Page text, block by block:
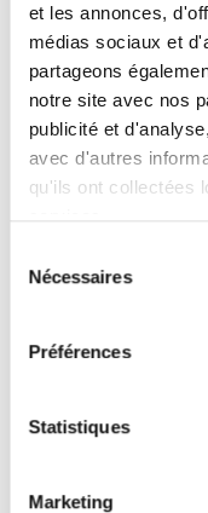
et les annonces,
médias sociaux et
partageons
notre site avec nos
publicité et
avec d'autres
qu'ils ont collectées
Nécessaires
Préférences
Statistiques
Marketing
Un logement
enfants, des
est de plus en plus
l’équipement
douche (qui se
de signaler une
intégré(pratique
Ce n’est pas une
Faire appel
: pas une
condition
Rénover les